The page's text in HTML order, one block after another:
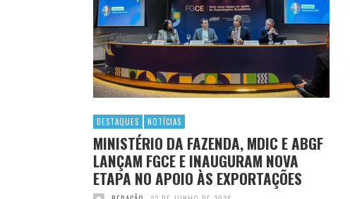
DESTAQUES NOTÍCIAS
MINISTÉRIO DA FAZENDA, MDIC E ABGF
LANÇAM FGCE E INAUGURAM NOVA
ETAPA NO APOIO ÀS EXPORTAÇÕES